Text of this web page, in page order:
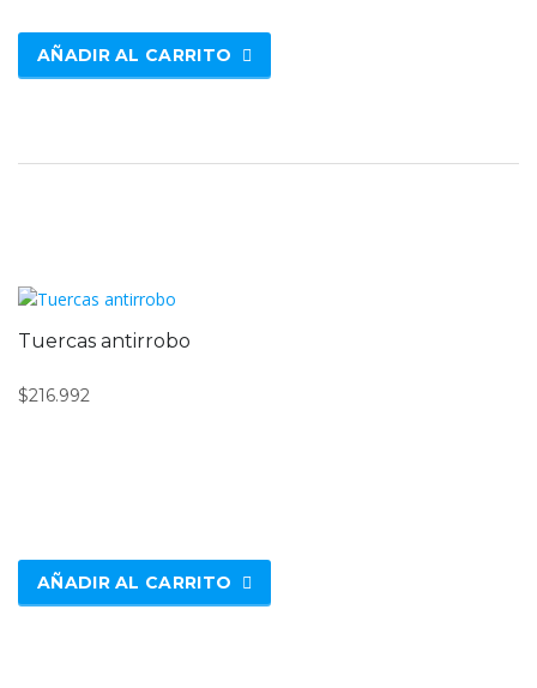
AÑADIR AL CARRITO
Tuercas antirrobo
$216.992
AÑADIR AL CARRITO